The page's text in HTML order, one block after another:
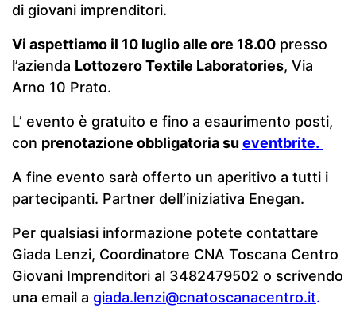
di giovani imprenditori.
Vi aspettiamo il 10 luglio alle ore 18.00 presso
l’azienda Lottozero Textile Laboratories, Via
Arno 10 Prato.
L’ evento è gratuito e fino a esaurimento posti,
con prenotazione obbligatoria su eventbrite.
A fine evento sarà offerto un aperitivo a tutti i
partecipanti. Partner dell’iniziativa Enegan.
Per qualsiasi informazione potete contattare
Giada Lenzi, Coordinatore CNA Toscana Centro
Giovani Imprenditori al 3482479502 o scrivendo
una email a giada.lenzi@cnatoscanacentro.it.